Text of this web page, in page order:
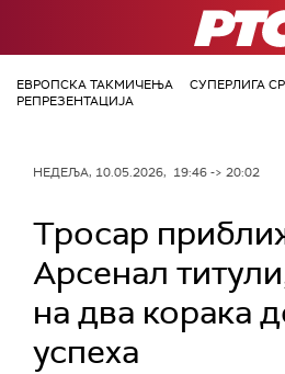
РТС
ЕВРОПСКА ТАКМИЧЕЊА СУПЕРЛИГА
РЕПРЕЗЕНТАЦИЈА
НЕДЕЉА, 10.05.2026, 19:46 -> 20:02
Тросар
Арсенал
на два корака
успеха